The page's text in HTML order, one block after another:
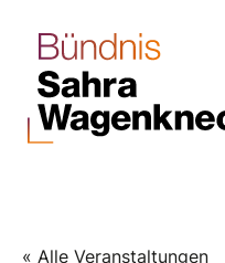
« Alle Veranstaltungen